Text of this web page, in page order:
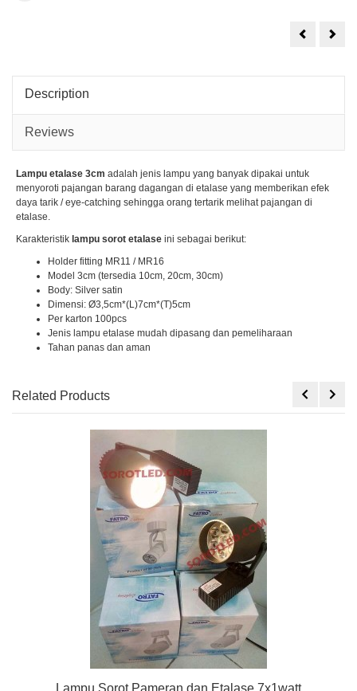
Lampu
Description
Reviews
Lampu etalase 3cm adalah jenis lampu yang banyak dipakai untuk
menyoroti pajangan barang dagangan di etalase yang memberikan efek
daya tarik / eye-catching sehingga orang tertarik melihat pajangan di
etalase.
Karakteristik lampu sorot etalase ini sebagai berikut:
Holder fitting MR11 / MR16
Model 3cm (tersedia 10cm, 20cm, 30cm)
Body: Silver satin
Dimensi: Ø3,5cm*(L)7cm*(T)5cm
Per karton 100pcs
Jenis lampu etalase mudah dipasang dan pemeliharaan
Tahan panas dan aman
Related Products
Lampu Sorot Pameran dan Etalase 7x1watt